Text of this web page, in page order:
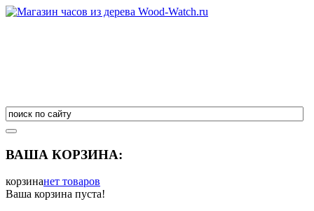
ВАША КОРЗИНА:
корзинанет товаров
Ваша корзина пуста!